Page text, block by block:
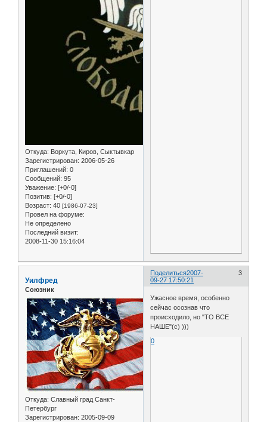
Откуда: Воркута, Киров, Сыктывкар
Зарегистрирован: 2006-05-26
Приглашений: 0
Сообщений: 95
Уважение: [+0/-0]
Позитив: [+0/-0]
Возраст: 40 [1986-07-23]
Провел на форуме:
Не определено
Последний визит:
2008-11-30 15:16:04
Поделиться 3
2007-
09-27 17:50:21
Уилфред
Союзник
Откуда: Славный град Санкт-
Петербург
Зарегистрирован: 2005-09-09
Ужасное время, особенно
сейчас осознав что
происходило, но "ТО ВСЕ
НАШЕ"(с) )))
0